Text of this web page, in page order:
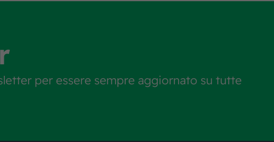
per essere sempre aggiornato su tutte